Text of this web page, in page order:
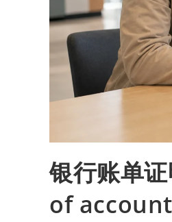
银行账单
of